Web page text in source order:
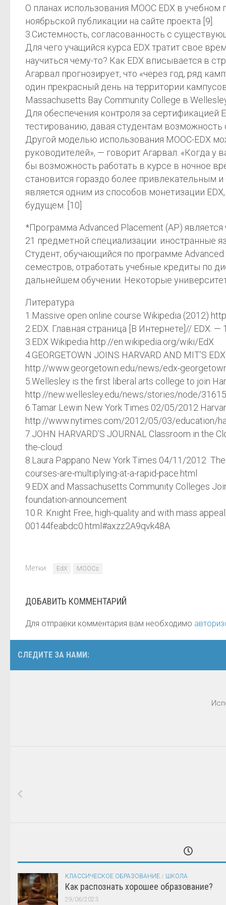
О планах использования МООС EDX в
ноябрьской публикации на сайте проекта [9].
3.Системность, согласованность с
Для чего учащийся курса EDX тратит свое
научиться чему-то? Как EDX вписывается в
Агарвал прогнозирует, что «через год, ряд
один прекрасный день на территории
Massachusetts Bay Community College в
Для обеспечения контроля за сертификацией
тестированию, давая студентам
Другой моделью использования МООС-EDX
руководителей», — говорит Агарвал. «Когда у
бы возможность работать в курсе в ночное
становится гораздо более привлекательным
является одним из способов монетизации
будущем. [10]
*Программа Advanced Placement (АР)
21 предметной специализации: иностранные
Студент, обучающийся по программе
семестров, отработать учебные кредиты по
дальнейшем обучении. Некоторые
Литература
1.Massive open online course Wikipedia (2012)
2.EDX. Главная страница [В Интернете]// EDX.
3.EDX Wikipedia http://en.wikipedia.org/wiki/EdX
4.GEORGETOWN JOINS HARVARD AND MIT’S
http://www.georgetown.edu/news/edx-
5.Wellesley is the first liberal arts college to join
http://new.wellesley.edu/news/stories/node/31615
6.Tamar Lewin New York Times 02/05/2012
http://www.nytimes.com/2012/05/03/education/
7.JOHN HARVARD’S JOURNAL Classroom in
the-cloud
8.Laura Pappano New York Times 04/11/2012
courses-are-multiplying-at-a-rapid-pace.html
9.EDX and Massachusetts Community Colleges
foundation-announcement
10.R. Knight Free, high-quality and with mass
00144feabdc0.html#axzz2A9qvk48A
Метки: EdX MOOCs
ДОБАВИТЬ КОММЕНТАРИЙ
Для отправки комментария вам необходимо
СЛЕДИТЕ ЗА НАМИ:
КЛАССИЧЕСКОЕ ОБРАЗОВАНИЕ / ШКОЛА
Как распознать хорошее образование?
29/06/2023